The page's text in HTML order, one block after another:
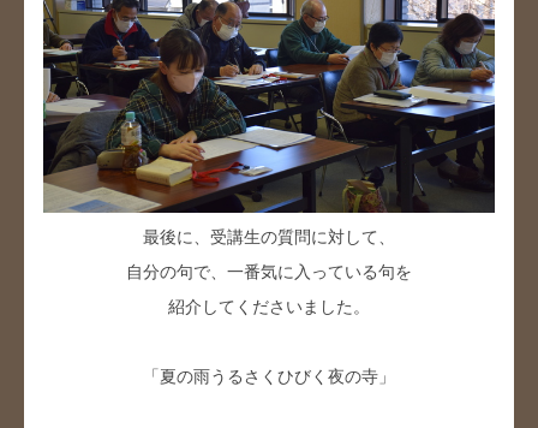
最後に、受講生の質問に対して、
自分の句で、一番気に入っている句を
紹介してくださいました。
「夏の雨うるさくひびく夜の寺」